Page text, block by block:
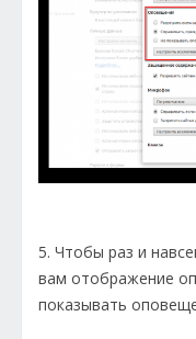
5. Чтобы раз и
вам отображение
показывать